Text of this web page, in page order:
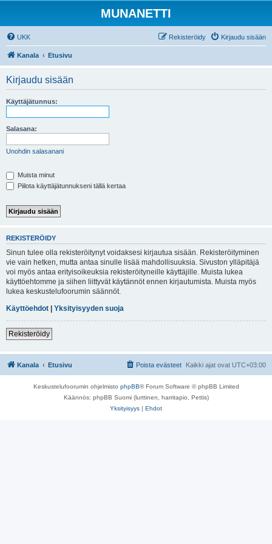
MUNANETTI
UKK Kirjaudu sisään
Rekisteröidy
Kanala Etusivu
Kirjaudu sisään
Käyttäjätunnus:
Salasana:
Unohdin salasanani
Muista minut
Piilota käyttäjätunnukseni tällä kertaa
REKISTERÖIDY
Sinun tulee olla rekisteröitynyt voidaksesi kirjautua sisään. Rekisteröityminen
vie vain hetken, mutta antaa sinulle lisää mahdollisuuksia. Sivuston ylläpitäjä
voi myös antaa erityisoikeuksia rekisteröityneille käyttäjille. Muista lukea
käyttöehtomme ja siihen liittyvät käytännöt ennen kirjautumista. Muista myös
lukea keskustelufoorumin säännöt.
Käyttöehdot | Yksityisyyden suoja
Rekisteröidy
Kanala Etusivu Kaikki ajat ovat UTC+03:00
Poista evästeet
Keskustelufoorumin ohjelmisto phpBB® Forum Software © phpBB Limited
Käännös: phpBB Suomi (lurttinen, harritapio, Pettis)
Yksityisyys | Ehdot